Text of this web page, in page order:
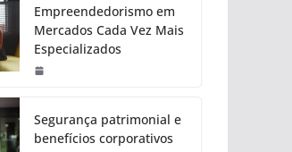
Empreendedorismo em
Mercados Cada Vez Mais
Especializados
Segurança patrimonial e
benefícios corporativos